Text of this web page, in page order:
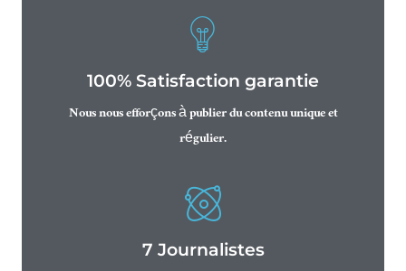
100% Satisfaction garantie
Nous nous efforçons à publier du contenu unique et
régulier.
7 Journalistes